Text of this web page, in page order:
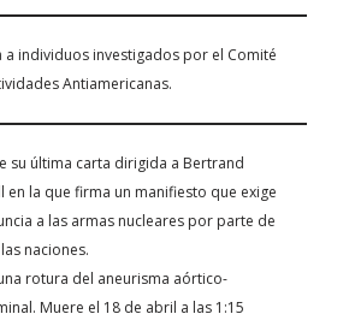
a individuos investigados por el Comité
Antiamericanas.
su última carta dirigida a Bertrand
en la que firma un manifiesto que exige
a las armas nucleares por parte de
naciones.
rotura del aneurisma aórtico-
Muere el 18 de abril a las 1:15